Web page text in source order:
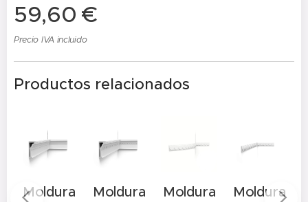
59,60 €
Precio IVA incluido
Productos relacionados
Moldura
Moldura
Moldura
Moldura